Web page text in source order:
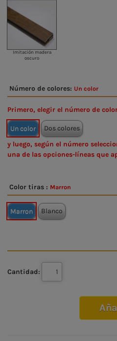
Imitación madera
oscuro
Número de colores: Un color
Primero, elegir el número de
Un color
Dos colores
y luego, según el número
una de las opciones-líneas que
Color tiras : Marron
Marron Blanco
Cantidad: